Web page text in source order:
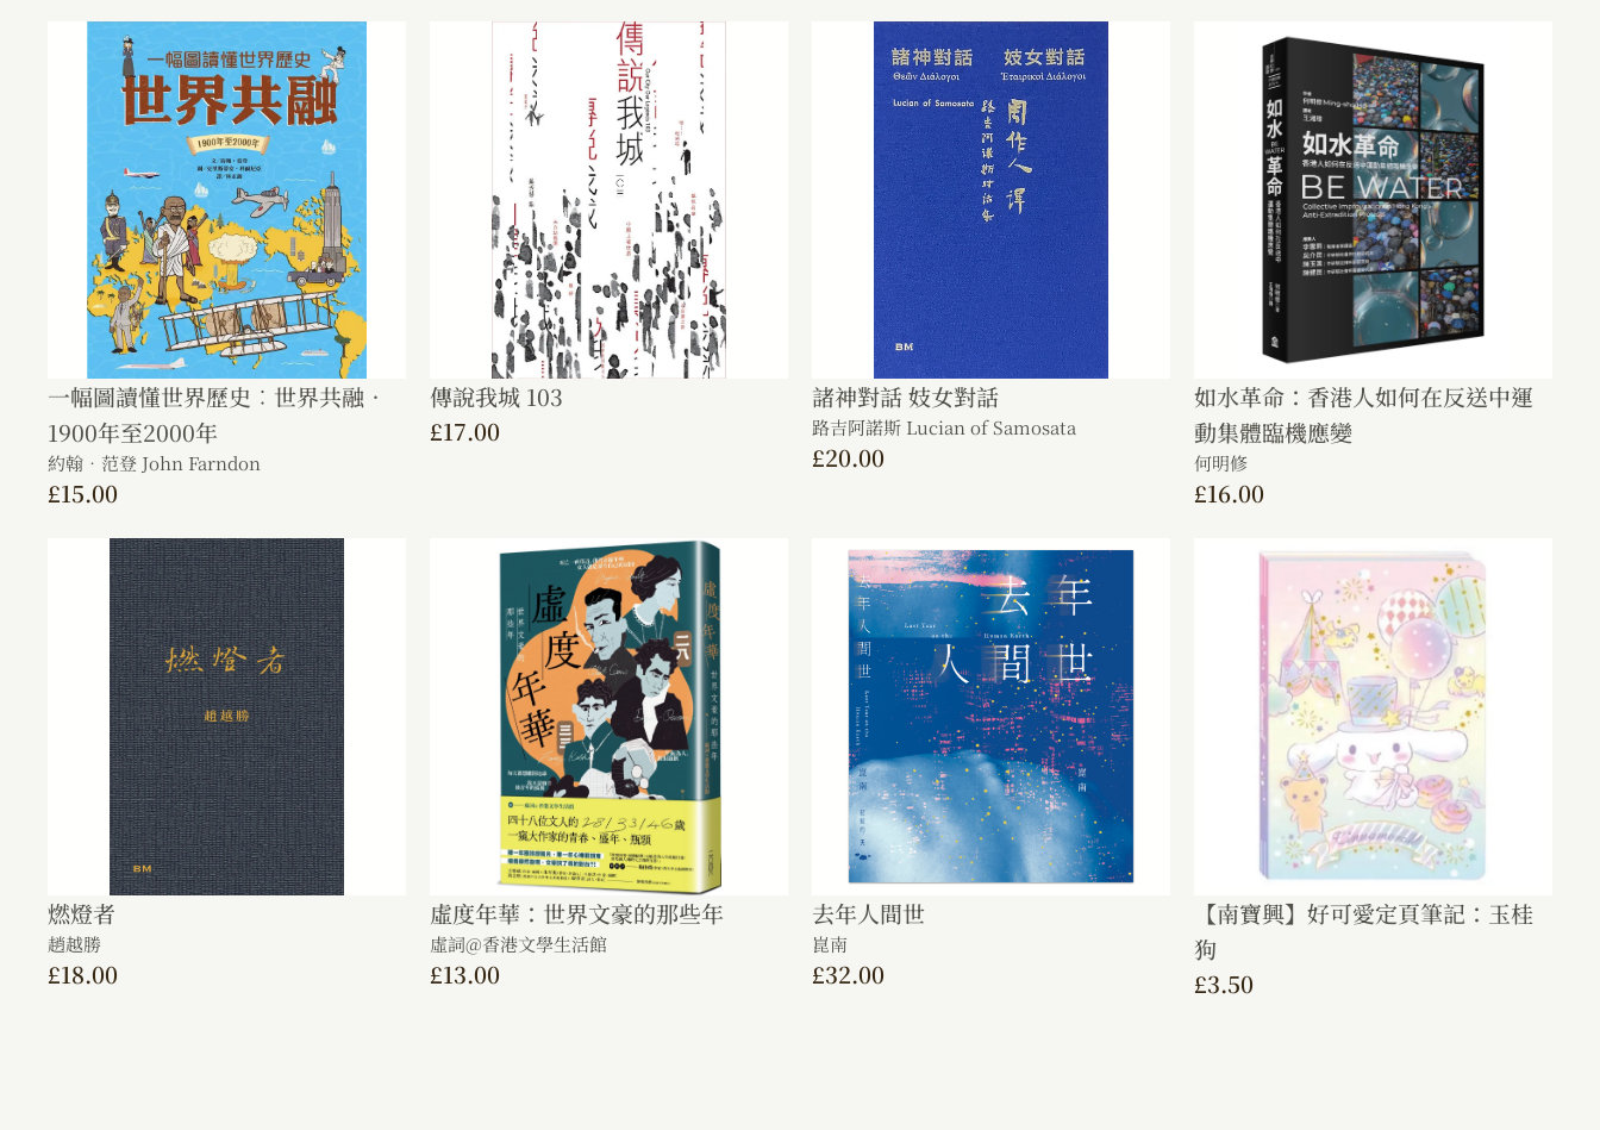
一幅圖讀懂世界歷史︰世界共融．
1900年至2000年
約翰．范登 John Farndon
£15.00
傳說我城 103
£17.00
諸神對話 妓女對話
路吉阿諾斯 Lucian of Samosata
£20.00
如水革命：香港人如何在反送中運
動集體臨機應變
何明修
£16.00
燃燈者
趙越勝
£18.00
虛度年華：世界文豪的那些年
虛詞@香港文學生活館
£13.00
去年人間世
崑南
£32.00
【南寶興】好可愛定頁筆記：玉桂
狗
£3.50